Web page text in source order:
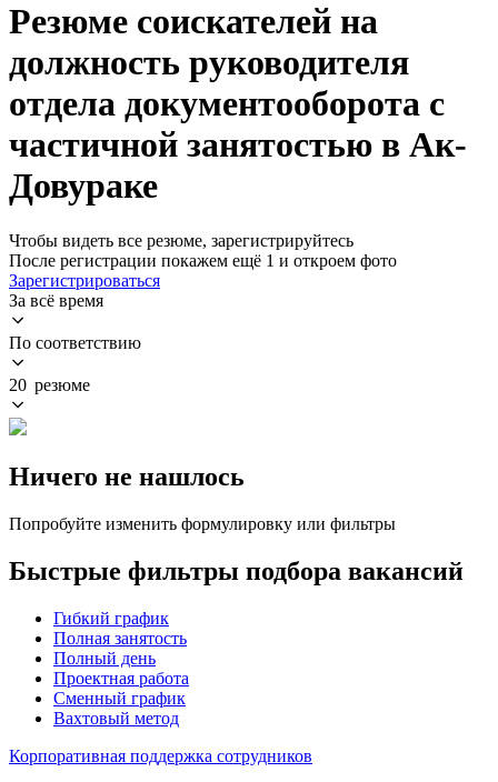
Резюме соискателей на
должность руководителя
отдела документооборота с
частичной занятостью в Ак-
Довураке
Чтобы видеть все резюме, зарегистрируйтесь
После регистрации покажем ещё 1 и откроем фото
Зарегистрироваться
За всё время
По соответствию
20 резюме
Ничего не нашлось
Попробуйте изменить формулировку или фильтры
Быстрые фильтры подбора вакансий
Гибкий график
Полная занятость
Полный день
Проектная работа
Сменный график
Вахтовый метод
Корпоративная поддержка сотрудников